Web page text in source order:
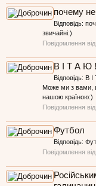
почему
Відповідь:
звичайні:)
Повідомлення від:
В І Т А Ю
Відповідь: В
Може ми з вами,
нашою країною:)
Повідомлення від:
Футбол
Відповідь:
Повідомлення від: